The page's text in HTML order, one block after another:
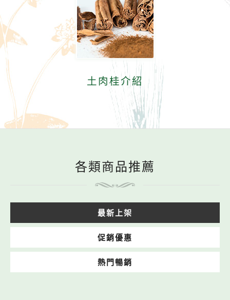
土肉桂介紹
各類商品推薦
最新上架
促銷優惠
熱門暢銷